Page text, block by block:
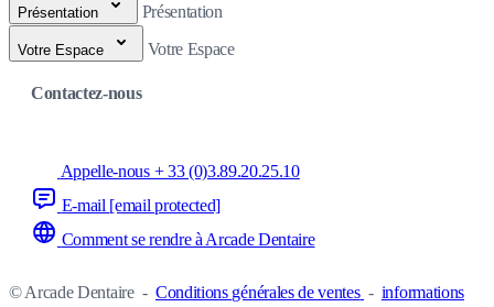
Présentation Présentation
Votre Espace Votre Espace
Contactez-nous
Appelle-nous + 33 (0)3.89.20.25.10
E-mail [email protected]
Comment se rendre à Arcade Dentaire
© Arcade Dentaire - Conditions générales de ventes - informations